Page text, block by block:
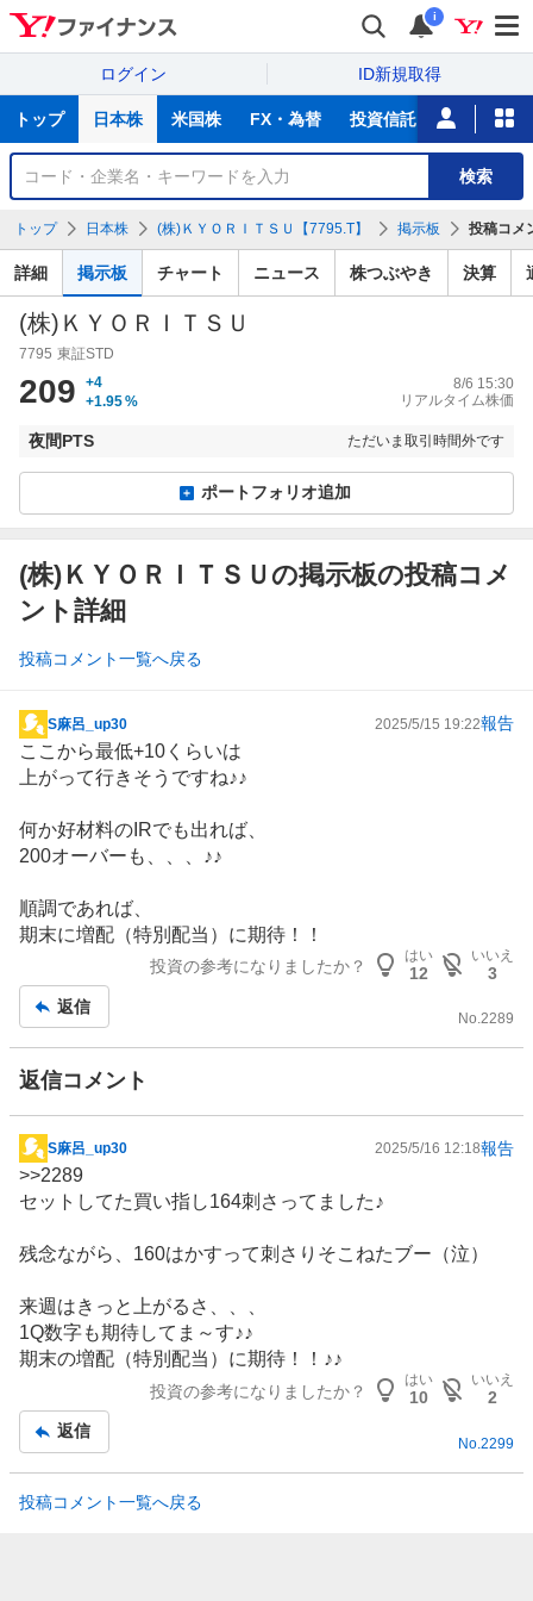
i
ログイン ID新規取得
サ
トップ 日本株 米国株 FX・為替 投資信託 ニュース
銘
検
索
検索
トップ 日本株 (株)ＫＹＯＲＩＴＳＵ【7795.T】 掲示板 投稿コメ
詳細 掲示板 チャート ニュース 株つぶやき 決算
(株)ＫＹＯＲＩＴＳＵ
7795 東証STD
209
+4
+1.95%
8/6 15:30
リアルタイム株価
夜間PTS ただいま取引時間外です
ポートフォリオ追加
(株)ＫＹＯＲＩＴＳＵの掲示板の投稿コメ
ント詳細
投稿コメント一覧へ戻る
掲
示
板
事
S麻呂_up30 2025/5/15 19:22報告
ここから最低+10くらいは
上がって行きそうですね♪♪
何か好材料のIRでも出れば、
200オーバーも、、、♪♪
順調であれば、
期末に増配（特別配当）に期待！！
投資の参考になりましたか？
はい
12
いいえ
3
返信
No.2289
返信コメント
掲
示
板
事
S麻呂_up30 2025/5/16 12:18報告
>>2289
セットしてた買い指し164刺さってました♪
残念ながら、160はかすって刺さりそこねたブー（泣）
来週はきっと上がるさ、、、
1Q数字も期待してま～す♪♪
期末の増配（特別配当）に期待！！♪♪
投資の参考になりましたか？
はい
10
いいえ
2
返信
No. 2299
投稿コメント一覧へ戻る